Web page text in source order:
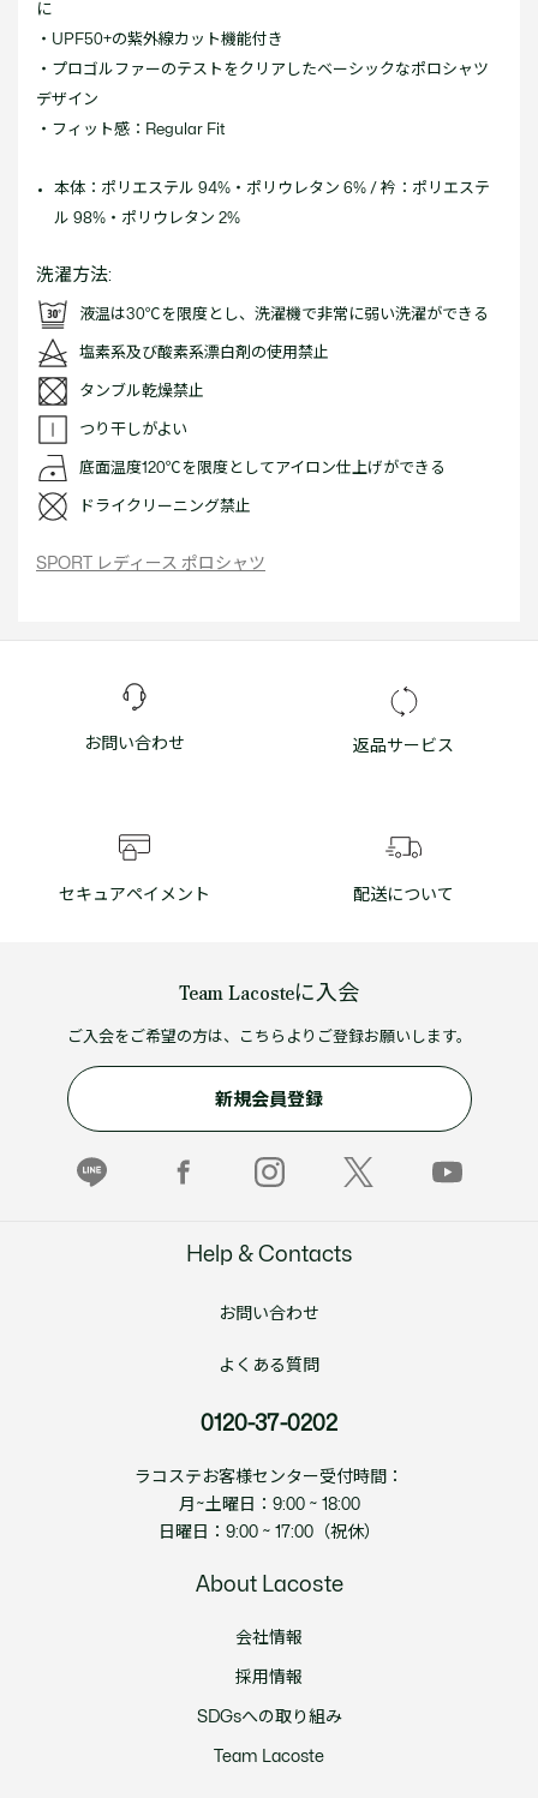
に
・UPF50+の紫外線カット機能付き
・プロゴルファーのテストをクリアしたベーシックなポロシャツ
デザイン
・フィット感：Regular Fit
本体：ポリエステル 94%・ポリウレタン 6% / 衿：ポリエステ
ル 98%・ポリウレタン 2%
洗濯方法:
液温は30℃を限度とし、洗濯機で非常に弱い洗濯ができる
塩素系及び酸素系漂白剤の使用禁止
タンブル乾燥禁止
つり干しがよい
底面温度120℃を限度としてアイロン仕上げができる
ドライクリーニング禁止
SPORT レディース ポロシャツ
お問い合わせ 返品サービス
セキュアペイメント 配送について
Team Lacosteに入会
ご入会をご希望の方は、こちらよりご登録お願いします。
新規会員登録
Help & Contacts
お問い合わせ
よくある質問
0120-37-0202
ラコステお客様センター受付時間：
月~土曜日：9:00 ~ 18:00
日曜日：9:00 ~ 17:00（祝休）
About Lacoste
会社情報
採用情報
SDGsへの取り組み
Team Lacoste